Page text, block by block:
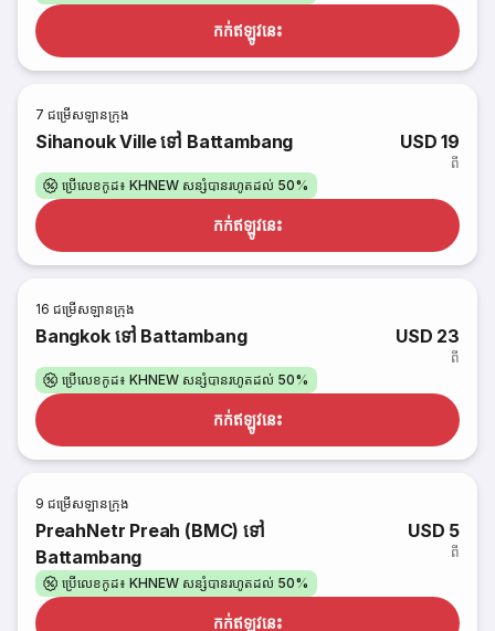
កក់​ឥឡូវនេះ
7 ជម្រើសឡានក្រុង
Sihanouk Ville ទៅ Battambang USD 19
ពី
ប្រើលេខកូដ៖ KHNEW សន្សំបានរហូតដល់ 50%
កក់​ឥឡូវនេះ
16 ជម្រើសឡានក្រុង
Bangkok ទៅ Battambang USD 23
ពី
ប្រើលេខកូដ៖ KHNEW សន្សំបានរហូតដល់ 50%
កក់​ឥឡូវនេះ
9 ជម្រើសឡានក្រុង
PreahNetr Preah (BMC) ទៅ
Battambang
USD 5
ពី
ប្រើលេខកូដ៖ KHNEW សន្សំបានរហូតដល់ 50%
កក់​ឥឡូវនេះ